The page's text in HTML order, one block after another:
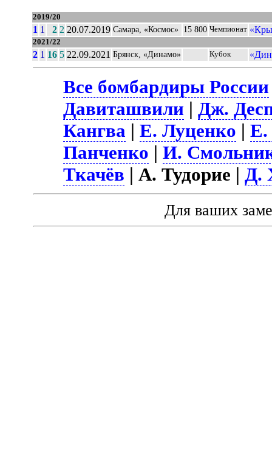
2019/20
1 1 2 2 20.07.2019 Самара, «Космос» 15 800 Чемпионат
2021/22
2 1 16 5 22.09.2021 Брянск, «Динамо» Кубок
Все бомбардиры России
Давиташвили |Дж.
Кангва |Е. Луценко |Е.
Панченко |И.
Ткачёв | А. Тудорие |Д.
Для ваших